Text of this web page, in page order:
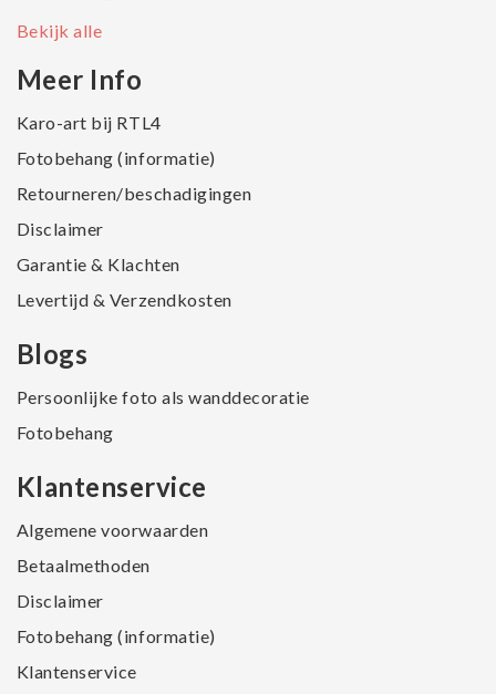
Bekijk alle
Meer Info
Karo-art bij RTL4
Fotobehang (informatie)
Retourneren/beschadigingen
Disclaimer
Garantie & Klachten
Levertijd & Verzendkosten
Blogs
Persoonlijke foto als wanddecoratie
Fotobehang
Klantenservice
Algemene voorwaarden
Betaalmethoden
Disclaimer
Fotobehang (informatie)
Klantenservice